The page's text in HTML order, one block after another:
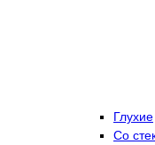
Глухие
Со